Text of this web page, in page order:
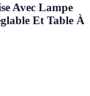
Avec Lampe
Et Table À